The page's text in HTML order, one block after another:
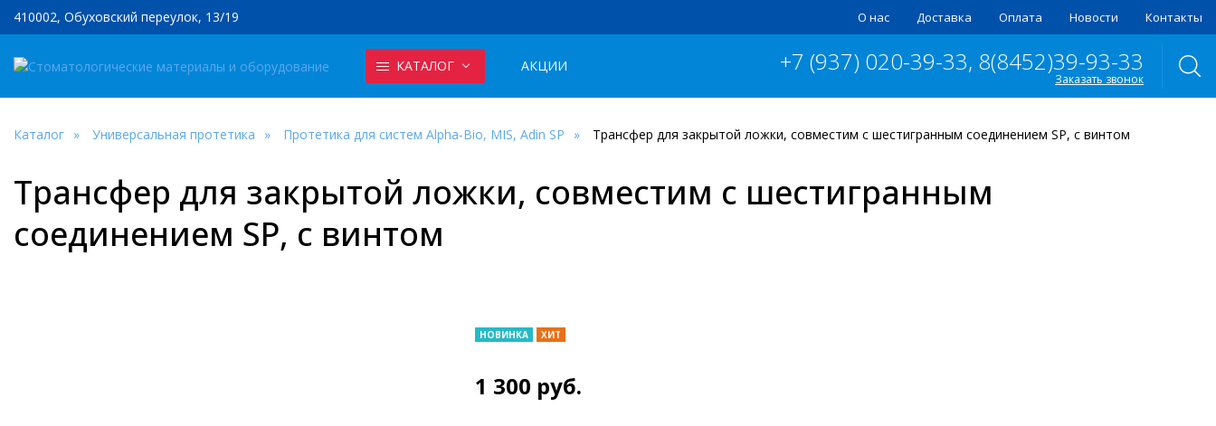
410002, Обуховский переулок, 13/19 О нас Доставка Оплата Новости Контакты
КАТАЛОГ АКЦИИ +7 (937) 020-39-33, 8(8452)39-93-33
Заказать звонок
Каталог Универсальная протетика Протетика для систем Alpha-Bio, MIS, Adin SP Трансфер для закрытой ложки, совместим с шестигранным соединением SP, с винтом
Трансфер для закрытой ложки, совместим с шестигранным
соединением SP, с винтом
НОВИНКА ХИТ
1 300 руб.